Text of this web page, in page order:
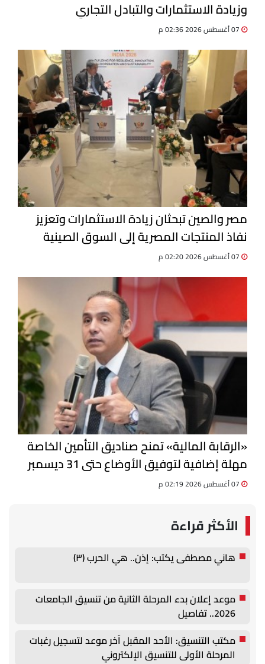
وزيادة الاستثمارات والتبادل التجاري
مصر والصين تبحثان زيادة الاستثمارات وتعزيز
نفاذ المنتجات المصرية إلى السوق الصينية
«الرقابة المالية» تمنح صناديق التأمين الخاصة
مهلة إضافية لتوفيق الأوضاع حتى 31 ديسمبر
الأكثر قراءة
هاني مصطفى يكتب: إذن.. هي الحرب (٣)
موعد إعلان بدء المرحلة الثانية من تنسيق الجامعات
2026.. تفاصيل
مكتب التنسيق: الأحد المقبل آخر موعد لتسجيل رغبات
المرحلة الأولى للتنسيق الإلكتروني